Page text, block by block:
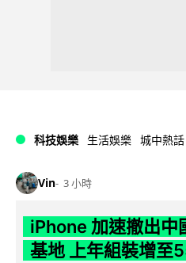
科技娛樂 生活娛樂 城中熱話
Vin 3 小時
iPhone 加速撤出中
基地 上年組裝增至